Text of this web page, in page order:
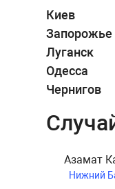
Киев
Запорожье
Луганск
Одесса
Чернигов
Азамат
Нижний